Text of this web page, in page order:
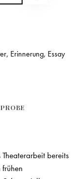
, Erinnerung, Essay
bereits